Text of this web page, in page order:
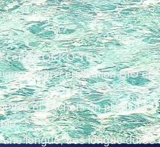
certifié OEKO-TEX.
a une certification BIO et
et sachets en plastique.
longue, très longue durée